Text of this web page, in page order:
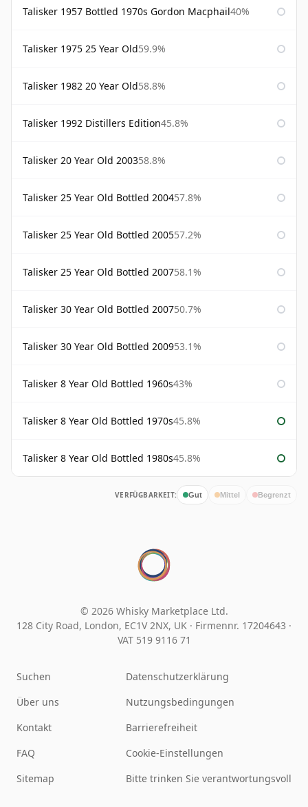
Talisker 1957 Bottled 1970s Gordon Macphail40%
Talisker 1975 25 Year Old59.9%
Talisker 1982 20 Year Old58.8%
Talisker 1992 Distillers Edition45.8%
Talisker 20 Year Old 200358.8%
Talisker 25 Year Old Bottled 200457.8%
Talisker 25 Year Old Bottled 200557.2%
Talisker 25 Year Old Bottled 200758.1%
Talisker 30 Year Old Bottled 200750.7%
Talisker 30 Year Old Bottled 200953.1%
Talisker 8 Year Old Bottled 1960s43%
Talisker 8 Year Old Bottled 1970s45.8%
Talisker 8 Year Old Bottled 1980s45.8%
VERFÜGBARKEIT: Gut Mittel Begrenzt
© 2026 Whisky Marketplace Ltd.
128 City Road, London, EC1V 2NX, UK · Firmennr. 17204643 ·
VAT 519 9116 71
Suchen
Über uns
Kontakt
FAQ
Sitemap
Datenschutzerklärung
Nutzungsbedingungen
Barrierefreiheit
Cookie-Einstellungen
Bitte trinken Sie verantwortungsvoll